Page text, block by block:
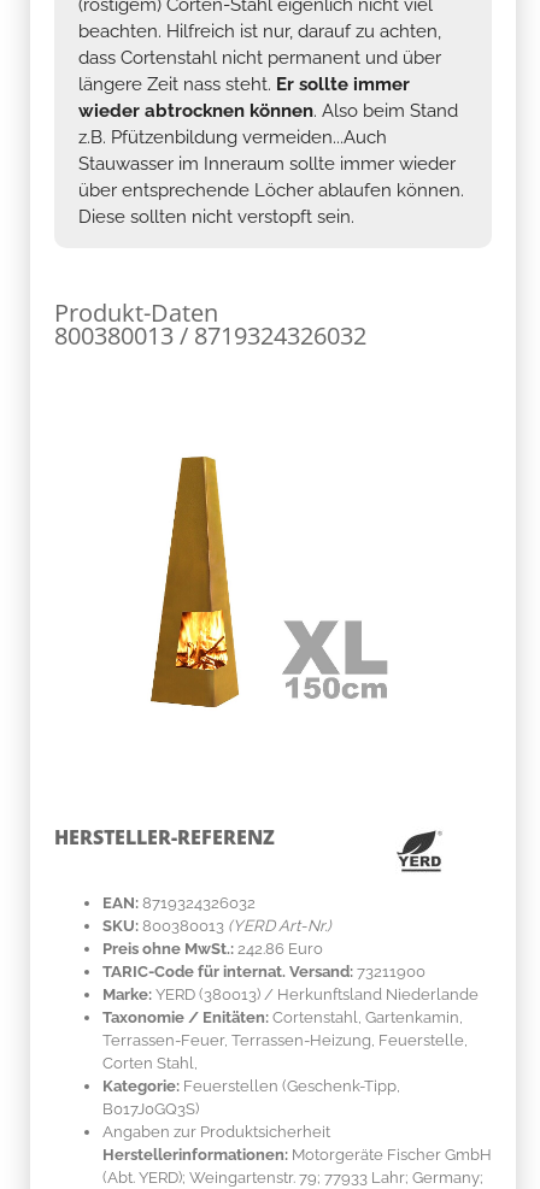
(rostigem) Corten-Stahl eigenlich nicht viel
beachten. Hilfreich ist nur, darauf zu achten,
dass Cortenstahl nicht permanent und über
längere Zeit nass steht. Er sollte immer
wieder abtrocknen können. Also beim Stand
z.B. Pfützenbildung vermeiden...Auch
Stauwasser im Inneraum sollte immer wieder
über entsprechende Löcher ablaufen können.
Diese sollten nicht verstopft sein.
Produkt-Daten
800380013 / 8719324326032
HERSTELLER-REFERENZ
EAN: 8719324326032
SKU: 800380013 (YERD Art-Nr.)
Preis ohne MwSt.: 242.86 Euro
TARIC-Code für internat. Versand: 73211900
Marke: YERD (380013) / Herkunftsland Niederlande
Taxonomie / Enitäten: Cortenstahl, Gartenkamin,
Terrassen-Feuer, Terrassen-Heizung, Feuerstelle,
Corten Stahl,
Kategorie: Feuerstellen (Geschenk-Tipp,
B017J0GQ3S)
Angaben zur Produktsicherheit
Herstellerinformationen: Motorgeräte Fischer GmbH
(Abt. YERD); Weingartenstr. 79; 77933 Lahr; Germany;